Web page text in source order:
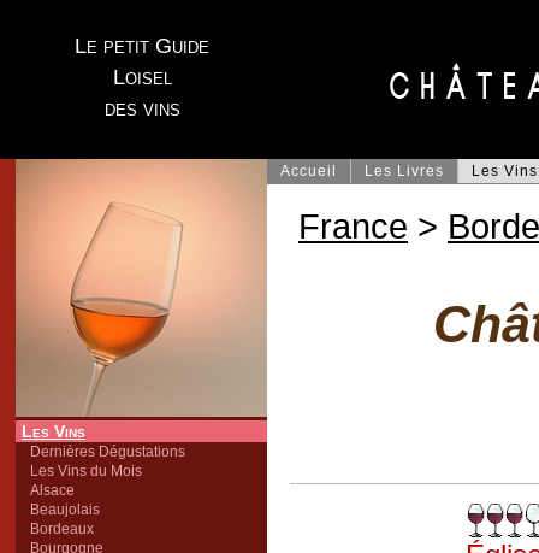
Le petit Guide
Loisel
des vins
Les Vins
Dernières Dégustations
Les Vins du Mois
Alsace
Beaujolais
Bordeaux
Bourgogne
Accueil Les Livres Les Vins
France >